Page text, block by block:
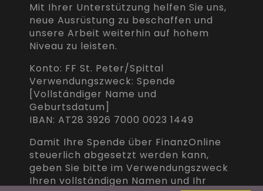
Mit Ihrer Unterstützung helfen Sie uns,
neue Ausrüstung zu beschaffen und
unsere Arbeit weiterhin auf hohem
Niveau zu leisten.
Konto: FF St. Peter/Spittal
Verwendungszweck: Spende
[Vollständiger Name und
Geburtsdatum]
IBAN: AT28 3926 7000 0023 1449
Damit Ihre Spende über FinanzOnline
steuerlich abgesetzt werden kann,
geben Sie bitte im Verwendungszweck
Ihren vollständigen Namen und Ihr